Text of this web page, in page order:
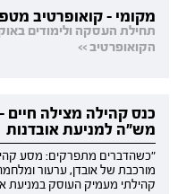
מקומי - קואופרטיב
הקואופרטיב >>
כנס קהילה מצילה
מש"ה למניעת אובדנות
"כשהדברים מתפרקים: מסע
מורכבת של אובדן, ערעור
קהילתי מעמיק העוסק במניעת